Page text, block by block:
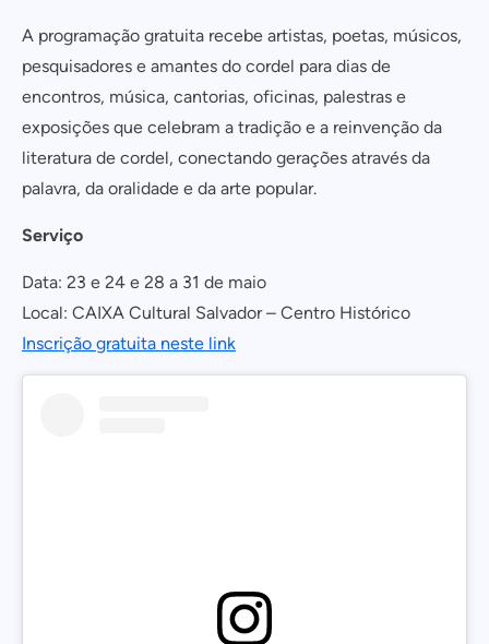
A programação gratuita recebe artistas, poetas, músicos,
pesquisadores e amantes do cordel para dias de
encontros, música, cantorias, oficinas, palestras e
exposições que celebram a tradição e a reinvenção da
literatura de cordel, conectando gerações através da
palavra, da oralidade e da arte popular.
Serviço
Data: 23 e 24 e 28 a 31 de maio
Local: CAIXA Cultural Salvador – Centro Histórico
Inscrição gratuita neste link